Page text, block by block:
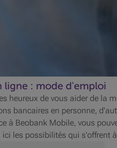
ligne : mode d'emploi
heureux de vous aider de la
bancaires en personne,
à Beobank Mobile, vous
ici les possibilités qui s'offrent